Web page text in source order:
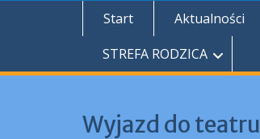
Start Aktualności
STREFA RODZICA
Wyjazd do